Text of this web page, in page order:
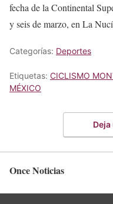
fecha de la Continental
y seis de marzo, en La
Categorías: Deportes
Etiquetas: CICLISMO
MÉXICO
Once Noticias